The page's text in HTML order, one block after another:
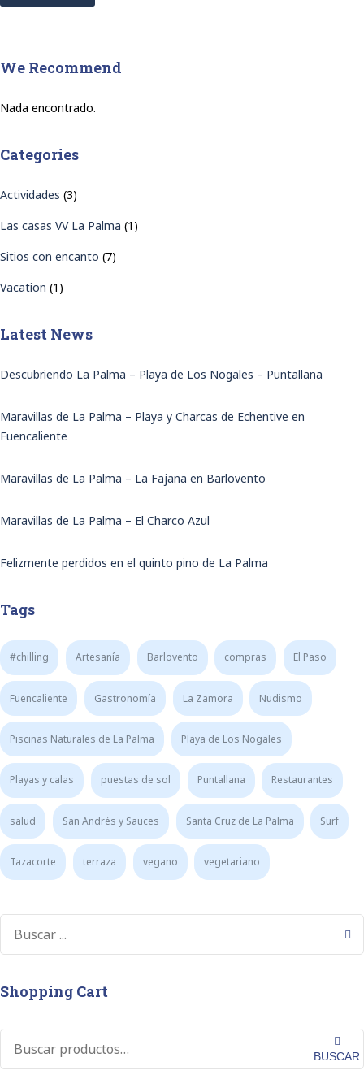
We Recommend
Nada encontrado.
Categories
Actividades (3)
Las casas VV La Palma (1)
Sitios con encanto (7)
Vacation (1)
Latest News
Descubriendo La Palma – Playa de Los Nogales – Puntallana
Maravillas de La Palma – Playa y Charcas de Echentive en
Fuencaliente
Maravillas de La Palma – La Fajana en Barlovento
Maravillas de La Palma – El Charco Azul
Felizmente perdidos en el quinto pino de La Palma
Tags
#chilling Artesanía Barlovento compras El Paso
Fuencaliente Gastronomía La Zamora Nudismo
Piscinas Naturales de La Palma Playa de Los Nogales
Playas y calas puestas de sol Puntallana Restaurantes
salud San Andrés y Sauces Santa Cruz de La Palma Surf
Tazacorte terraza vegano vegetariano
Shopping Cart
BUSCAR